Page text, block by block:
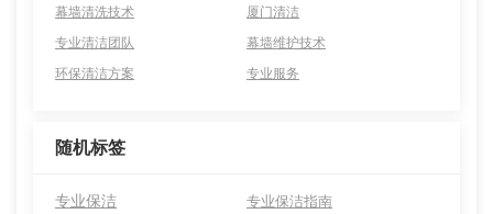
幕墙清洗技术
厦门清洁
专业清洁团队
幕墙维护技术
环保清洁方案
专业服务
随机标签
专业保洁 专业保洁指南